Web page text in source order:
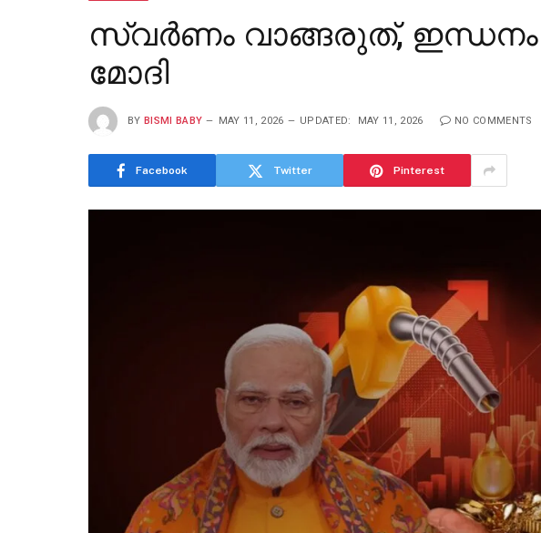
സ്വർണം വാങ്ങരുത്, ഇന്ധനം
മോദി
BY BISMI BABY MAY 11, 2026 UPDATED: MAY 11, 2026 NO COMMENTS
Facebook Twitter Pinterest